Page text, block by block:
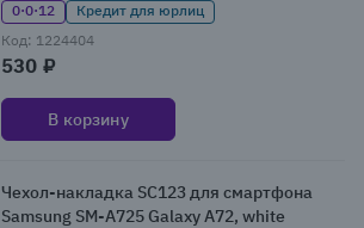
0·0·12
Кредит для юрлиц
Код: 1224404
530 ₽
В корзину
Чехол-накладка SC123 для смартфона
Samsung SM-A725 Galaxy A72, white